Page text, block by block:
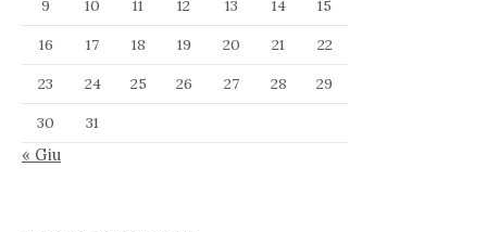
9
10 11 12 13 14
15
16
17 18 19 20 21
22
23
24 25 26 27 28
29
30
31
« Giu